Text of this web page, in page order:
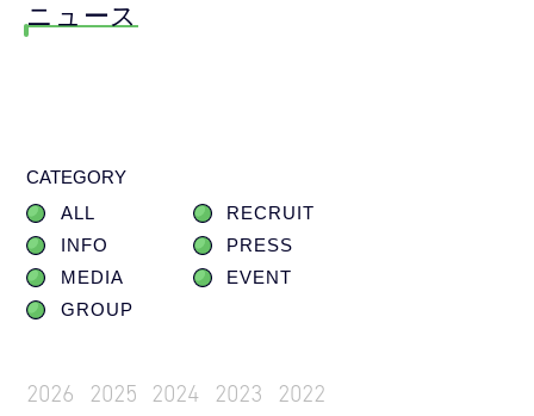
ニュース
CATEGORY
ALL
RECRUIT
INFO
PRESS
MEDIA
EVENT
GROUP
2026 2025 2024 2023
2022